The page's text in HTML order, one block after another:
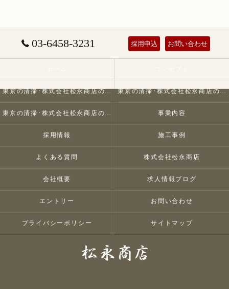
03-6458-3231 採用申込 お問い合わせ
東京の清掃･株式会社松永商店の口コミ情報 東京の清掃･株式会社松永商店の評判
東京の清掃･株式会社松永商店のお客様の声 事業内容
採用情報 施工事例
よくある質問 株式会社松永商店
会社概要 求人情報ブログ
エントリー お問い合わせ
プライバシーポリシー サイトマップ